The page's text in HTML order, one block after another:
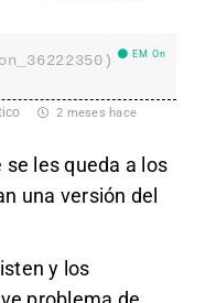
EM On
2 meses hace
se les queda a los
una versión del
y los